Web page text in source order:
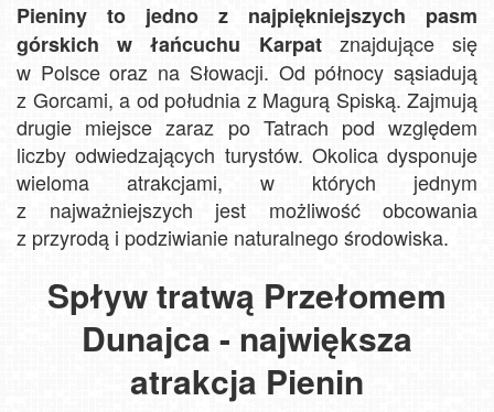
Pieniny to jedno z najpiękniejszych pasm
górskich w łańcuchu Karpatznajdujące się
w Polsce oraz na Słowacji. Od północy sąsiadują
z Gorcami, a od południa z Magurą Spiską. Zajmują
drugie miejsce zaraz po Tatrach pod względem
liczby odwiedzających turystów. Okolica dysponuje
wieloma atrakcjami, w których jednym
z najważniejszych jest możliwość obcowania
z przyrodą i podziwianie naturalnego środowiska.
Spływ tratwą Przełomem
Dunajca - największa
atrakcja Pienin